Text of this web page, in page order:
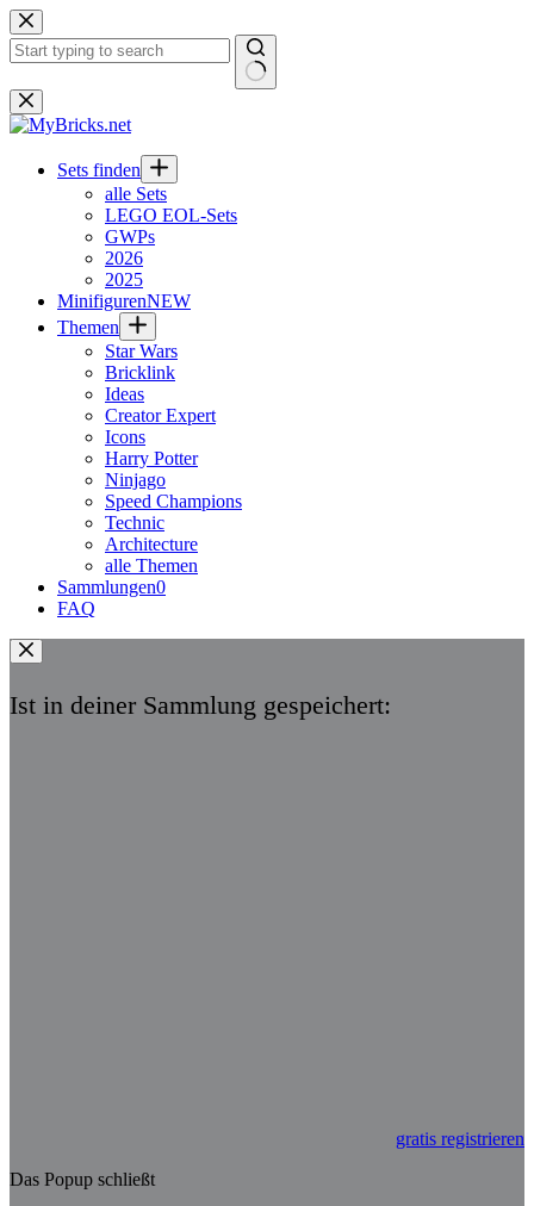
Zum
Inhalt
springen
Keine
Ergebnisse
Sets finden
alle Sets
LEGO EOL-Sets
GWPs
2026
2025
MinifigurenNEW
Themen
Star Wars
Bricklink
Ideas
Creator Expert
Icons
Harry Potter
Ninjago
Speed Champions
Technic
Architecture
alle Themen
Sammlungen0
FAQ
Ist in deiner Sammlung gespeichert:
gratis registrieren
Das Popup schließt